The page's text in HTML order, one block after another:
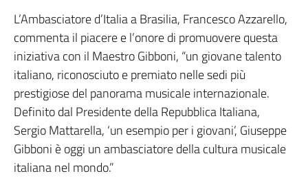
L’Ambasciatore d’Italia a Brasilia, Francesco Azzarello,
commenta il piacere e l’onore di promuovere questa
iniziativa con il Maestro Gibboni, “un giovane talento
italiano, riconosciuto e premiato nelle sedi più
prestigiose del panorama musicale internazionale.
Definito dal Presidente della Repubblica Italiana,
Sergio Mattarella, ‘un esempio per i giovani’, Giuseppe
Gibboni è oggi un ambasciatore della cultura musicale
italiana nel mondo.”